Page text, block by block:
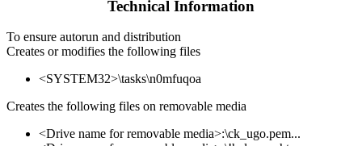
Technical Information
To ensure autorun and distribution
Creates or modifies the following files
<SYSTEM32>\tasks\n0mfuqoa
Creates the following files on removable media
<Drive name for removable media>:\ck_ugo.pem...